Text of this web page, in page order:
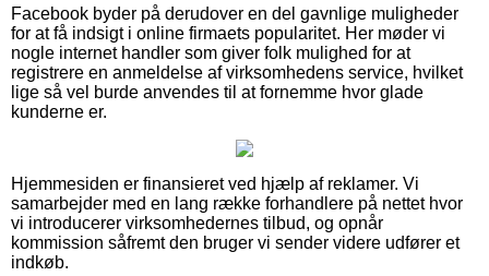
Facebook byder på derudover en del gavnlige muligheder
for at få indsigt i online firmaets popularitet. Her møder vi
nogle internet handler som giver folk mulighed for at
registrere en anmeldelse af virksomhedens service, hvilket
lige så vel burde anvendes til at fornemme hvor glade
kunderne er.
Hjemmesiden er finansieret ved hjælp af reklamer. Vi
samarbejder med en lang række forhandlere på nettet hvor
vi introducerer virksomhedernes tilbud, og opnår
kommission såfremt den bruger vi sender videre udfører et
indkøb.